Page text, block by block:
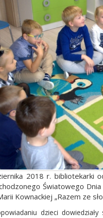
2018 r. bibliotekarki
Światowego
Kownackiej „Razem ze
dzieci